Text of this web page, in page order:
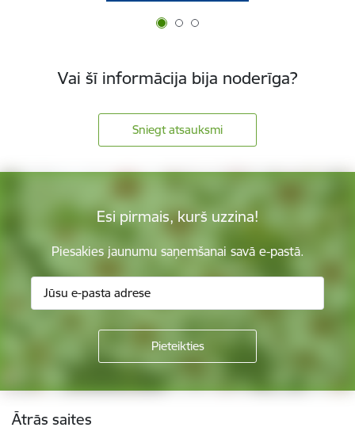
Vai šī informācija bija noderīga?
Sniegt atsauksmi
Esi pirmais, kurš uzzina!
Piesakies jaunumu saņemšanai savā e-pastā.
Kājene
Ātrās saites